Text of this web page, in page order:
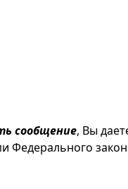
сообщение, Вы
Федерального